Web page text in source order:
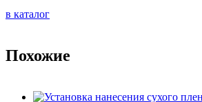
в каталог
Похожие